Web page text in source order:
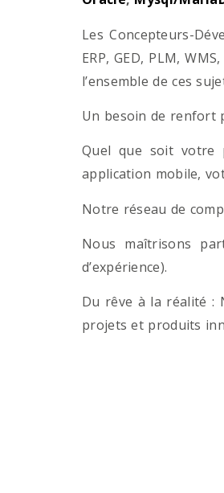
Les Concepteurs-
ERP, GED, PLM,
l’ensemble de ces
Un besoin de renfort
Quel que soit votre
application mobile,
Notre réseau de
Nous maîtrisons
d’expérience).
Du rêve à la réalité :
projets et produits